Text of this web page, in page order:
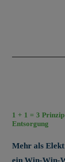
1 + 1 = 3
Entsorgung
Mehr als